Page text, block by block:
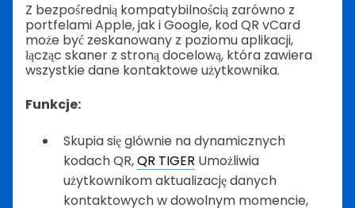
Z bezpośrednią kompatybilnością zarówno z
portfelami Apple, jak i Google, kod QR vCard
może być zeskanowany z poziomu aplikacji,
łącząc skaner z stroną docelową, która zawiera
wszystkie dane kontaktowe użytkownika.
Funkcje:
Skupia się głównie na dynamicznych
kodach QR,QR TIGER Umożliwia
użytkownikom aktualizację danych
kontaktowych w dowolnym momencie,